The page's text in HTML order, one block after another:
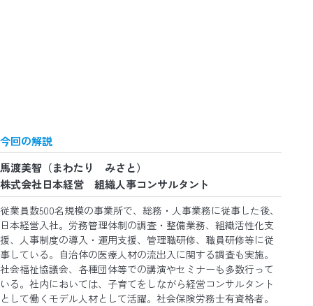
今回の解説
馬渡美智（まわたり みさと）
株式会社日本経営 組織人事コンサルタント
従業員数500名規模の事業所で、総務・人事業務に従事した後、
日本経営入社。労務管理体制の調査・整備業務、組織活性化支
援、人事制度の導入・運用支援、管理職研修、職員研修等に従
事している。自治体の医療人材の流出入に関する調査も実施。
社会福祉協議会、各種団体等での講演やセミナーも多数行って
いる。社内においては、子育てをしながら経営コンサルタント
として働くモデル人材として活躍。社会保険労務士有資格者。